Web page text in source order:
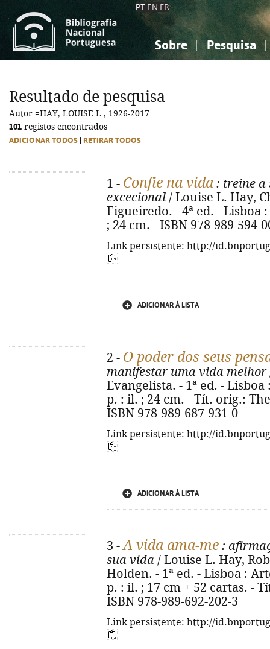
PT EN FR
Sobre Pesquisa
Ciências sociais...
Ciências sociais...
Resultado de pesquisa
Autor:=HAY, LOUISE L., 1926-2017
101 registos encontrados
ADICIONAR TODOS RETIRAR TODOS
1 - Confie na vida : treine a
excecional / Louise L. Hay,
Figueiredo. - 4ª ed. - Lisboa
; 24 cm. - ISBN 978-989-594-
Link persistente: http://
ADICIONAR À LISTA
2 - O poder dos seus
manifestar uma vida melhor
Evangelista. - 1ª ed. -
p. : il. ; 24 cm. - Tít. orig.:
ISBN 978-989-687-931-0
Link persistente: http://
ADICIONAR À LISTA
3 -A vida ama-me :
sua vida / Louise L. Hay,
Holden. - 1ª ed. - Lisboa :
p. : il. ; 17 cm + 52 cartas. -
ISBN 978-989-692-202-3
Link persistente: http://